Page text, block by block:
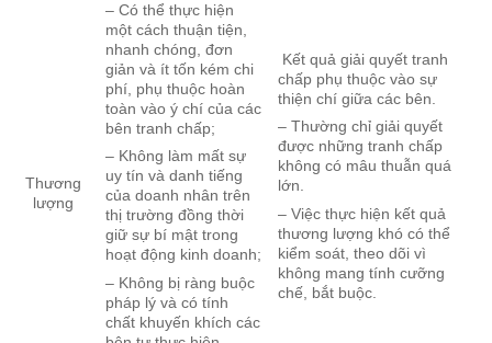
Thương
lượng
– Có thể thực hiện
một cách thuận tiện,
nhanh chóng, đơn
giản và ít tốn kém chi
phí, phụ thuộc hoàn
toàn vào ý chí của các
bên tranh chấp;
– Không làm mất sự
uy tín và danh tiếng
của doanh nhân trên
thị trường đồng thời
giữ sự bí mật trong
hoạt động kinh doanh;
– Không bị ràng buộc
pháp lý và có tính
chất khuyến khích các
Kết quả giải quyết tranh
chấp phụ thuộc vào sự
thiện chí giữa các bên.
– Thường chỉ giải quyết
được những tranh chấp
không có mâu thuẫn quá
lớn.
– Việc thực hiện kết quả
thương lượng khó có thể
kiểm soát, theo dõi vì
không mang tính cưỡng
chế, bắt buộc.